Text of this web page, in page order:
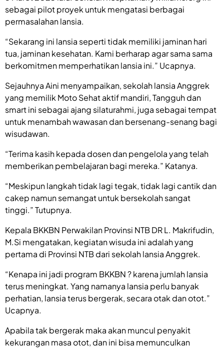
sebagai pilot proyek untuk mengatasi berbagai
permasalahan lansia.
“Sekarang ini lansia seperti tidak memiliki jaminan hari
tua, jaminan kesehatan. Kami berharap agar sama sama
berkomitmen memperhatikan lansia ini.” Ucapnya.
Sejauhnya Aini menyampaikan, sekolah lansia Anggrek
yang memilik Moto Sehat aktif mandiri, Tangguh dan
smart ini sebagai ajang silaturahmi, juga sebagai tempat
untuk menambah wawasan dan bersenang-senang bagi
wisudawan.
“Terima kasih kepada dosen dan pengelola yang telah
memberikan pembelajaran bagi mereka.” Katanya.
“Meskipun langkah tidak lagi tegak, tidak lagi cantik dan
cakep namun semangat untuk bersekolah sangat
tinggi.” Tutupnya.
Kepala BKKBN Perwakilan Provinsi NTB DR L. Makrifudin,
M.Si mengatakan, kegiatan wisuda ini adalah yang
pertama di Provinsi NTB dari sekolah lansia Anggrek.
“Kenapa ini jadi program BKKBN ? karena jumlah lansia
terus meningkat. Yang namanya lansia perlu banyak
perhatian, lansia terus bergerak, secara otak dan otot.”
Ucapnya.
Apabila tak bergerak maka akan muncul penyakit
kekurangan masa otot, dan ini bisa memunculkan